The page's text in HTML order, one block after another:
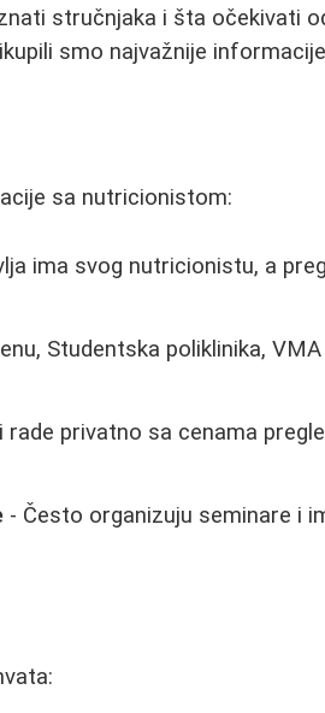
stručnjaka i šta očekivati
smo najvažnije
sa nutricionistom:
ima svog nutricionistu, a
Studentska poliklinika,
privatno sa cenama
- Često organizuju seminare i